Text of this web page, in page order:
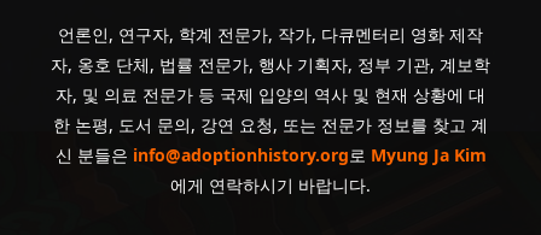
언론인, 연구자, 학계 전문가, 작가, 다큐멘터리 영화 제작
자, 옹호 단체, 법률 전문가, 행사 기획자, 정부 기관, 계보학
자, 및 의료 전문가 등 국제 입양의 역사 및 현재 상황에 대
한 논평, 도서 문의, 강연 요청, 또는 전문가 정보를 찾고 계
신 분들은 info@adoptionhistory.org로 Myung Ja Kim
에게 연락하시기 바랍니다.